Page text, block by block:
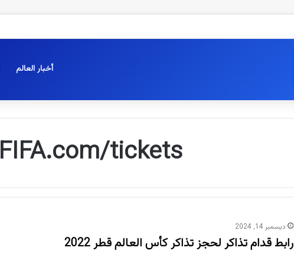
أخبار العالم
FIFA.com/tickets
ديسمبر 14, 2024
رابط قدام تذاكر لحجز تذاكر كأس العالم قطر 2022